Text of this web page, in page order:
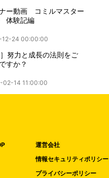
ー動画 コミルマスター
体験記編
12-24 00:00:00
］努力と成長の法則をご
すか？
02-14 11:00:00
運営会社
情報セキュリティポリシー
プライバシーポリシー